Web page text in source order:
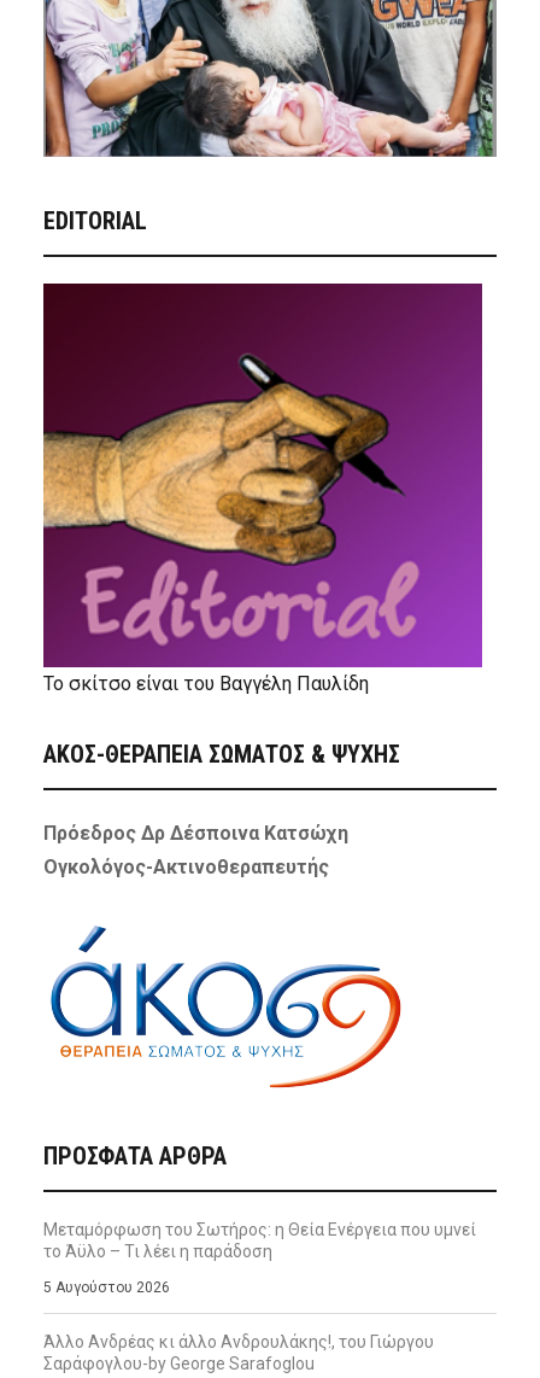
EDITORIAL
Το σκίτσο είναι του Βαγγέλη Παυλίδη
ΑΚΟΣ-ΘΕΡΑΠΕΙΑ ΣΩΜΑΤΟΣ & ΨΥΧΗΣ
Πρόεδρος Δρ Δέσποινα Κατσώχη
Ογκολόγος-Ακτινοθεραπευτής
ΠΡΌΣΦΑΤΑ ΆΡΘΡΑ
Μεταμόρφωση του Σωτήρος: η Θεία Ενέργεια που υμνεί
το Άϋλο – Τι λέει η παράδοση
5 Αυγούστου 2026
Άλλο Ανδρέας κι άλλο Ανδρουλάκης!, του Γιώργου
Σαράφογλου-by George Sarafoglou